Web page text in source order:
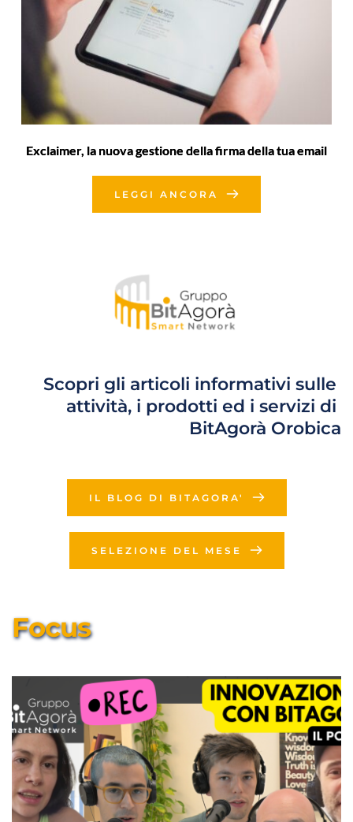
Exclaimer, la nuova gestione della firma della tua email
LEGGI ANCORA
Scopri gli articoli informativi sulle
attività, i prodotti ed i servizi di
BitAgorà Orobica
IL BLOG DI BITAGORA'
SELEZIONE DEL MESE
Focus